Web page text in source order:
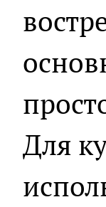
Для